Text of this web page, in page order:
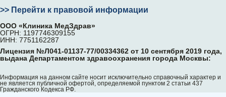
>> Перейти к правовой информации
ООО «Клиника МедЗдрав»
ОГРН: 1197746309155
ИНН: 7751162287
Лицензия №Л041-01137-77/00334362 от 10 сентября 2019 года,
выдана Департаментом здравоохранения города Москвы:
Информация на данном сайте носит исключительно справочный характер и
не является публичной офертой, определяемой пунктом 2 статьи 437
Гражданского Кодекса РФ.